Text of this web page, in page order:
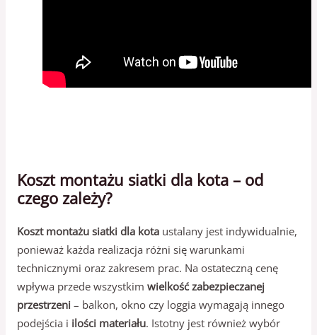
Koszt montażu siatki dla kota – od
czego zależy?
Koszt montażu siatki dla kota ustalany jest indywidualnie,
ponieważ każda realizacja różni się warunkami
technicznymi oraz zakresem prac. Na ostateczną cenę
wpływa przede wszystkim wielkość zabezpieczanej
przestrzeni – balkon, okno czy loggia wymagają innego
podejścia i ilości materiału. Istotny jest również wybór